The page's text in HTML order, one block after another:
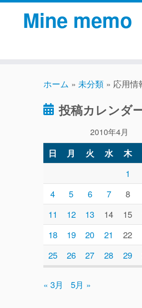
コ
Mine memo
ホーム » 未分類 » 応用情
投稿カレンダ
2010年4月
日 月 火 水 木
1
4
5 6 7 8
11
12 13 14 15
18
19 20 21 22
25
26 27 28 29
« 3月 5月 »